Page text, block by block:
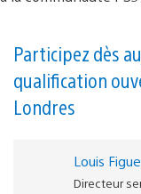
Participez dès
qualification
Londres
Louis
Directeur